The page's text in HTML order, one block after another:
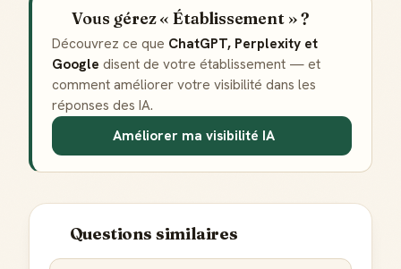
Vous gérez « Établissement » ?
Découvrez ce que ChatGPT, Perplexity et
Google disent de votre établissement — et
comment améliorer votre visibilité dans les
réponses des IA.
Améliorer ma visibilité IA
Questions similaires
Créer mon compte Guide